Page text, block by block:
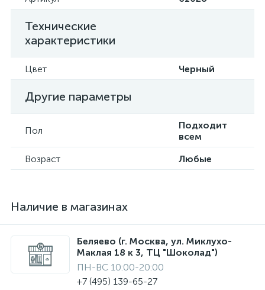
Технические
характеристики
Цвет Черный
Другие параметры
Пол
Подходит
всем
Возраст
Любые
Наличие в магазинах
Беляево (г. Москва, ул. Миклухо-
Маклая 18 к 3, ТЦ "Шоколад")
ПН-ВС 10:00-20:00
+7 (495) 139-65-27